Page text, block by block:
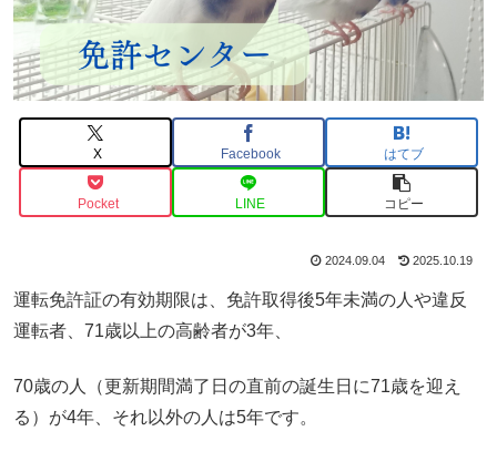
X Facebook はてブ
Pocket LINE コピー
2024.09.04 2025.10.19
運転免許証の有効期限は、免許取得後5年未満の人や違反
運転者、71歳以上の高齢者が3年、
70歳の人（更新期間満了日の直前の誕生日に71歳を迎え
る）が4年、それ以外の人は5年です。